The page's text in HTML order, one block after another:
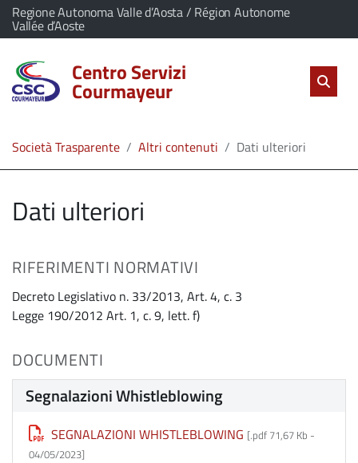
vai al contenuto
vai al menu principale
Home
Servizi
L'Amministrazione
Linea
Il comune di Centro Servizi Courmayeur appartiene a:
Regione Autonoma Valle d’Aosta / Région Autonome
Vallée d’Aoste(Apre il link in una nuova scheda)
Centro Servizi
Courmayeur
salta
Società Trasparente Altri contenuti Dati ulteriori
Dati ulteriori
RIFERIMENTI NORMATIVI
Decreto Legislativo n. 33/2013, Art. 4, c. 3
Legge 190/2012 Art. 1, c. 9, lett. f)
DOCUMENTI
Segnalazioni Whistleblowing
SEGNALAZIONI WHISTLEBLOWING [.pdf 71,67 Kb -
04/05/2023]